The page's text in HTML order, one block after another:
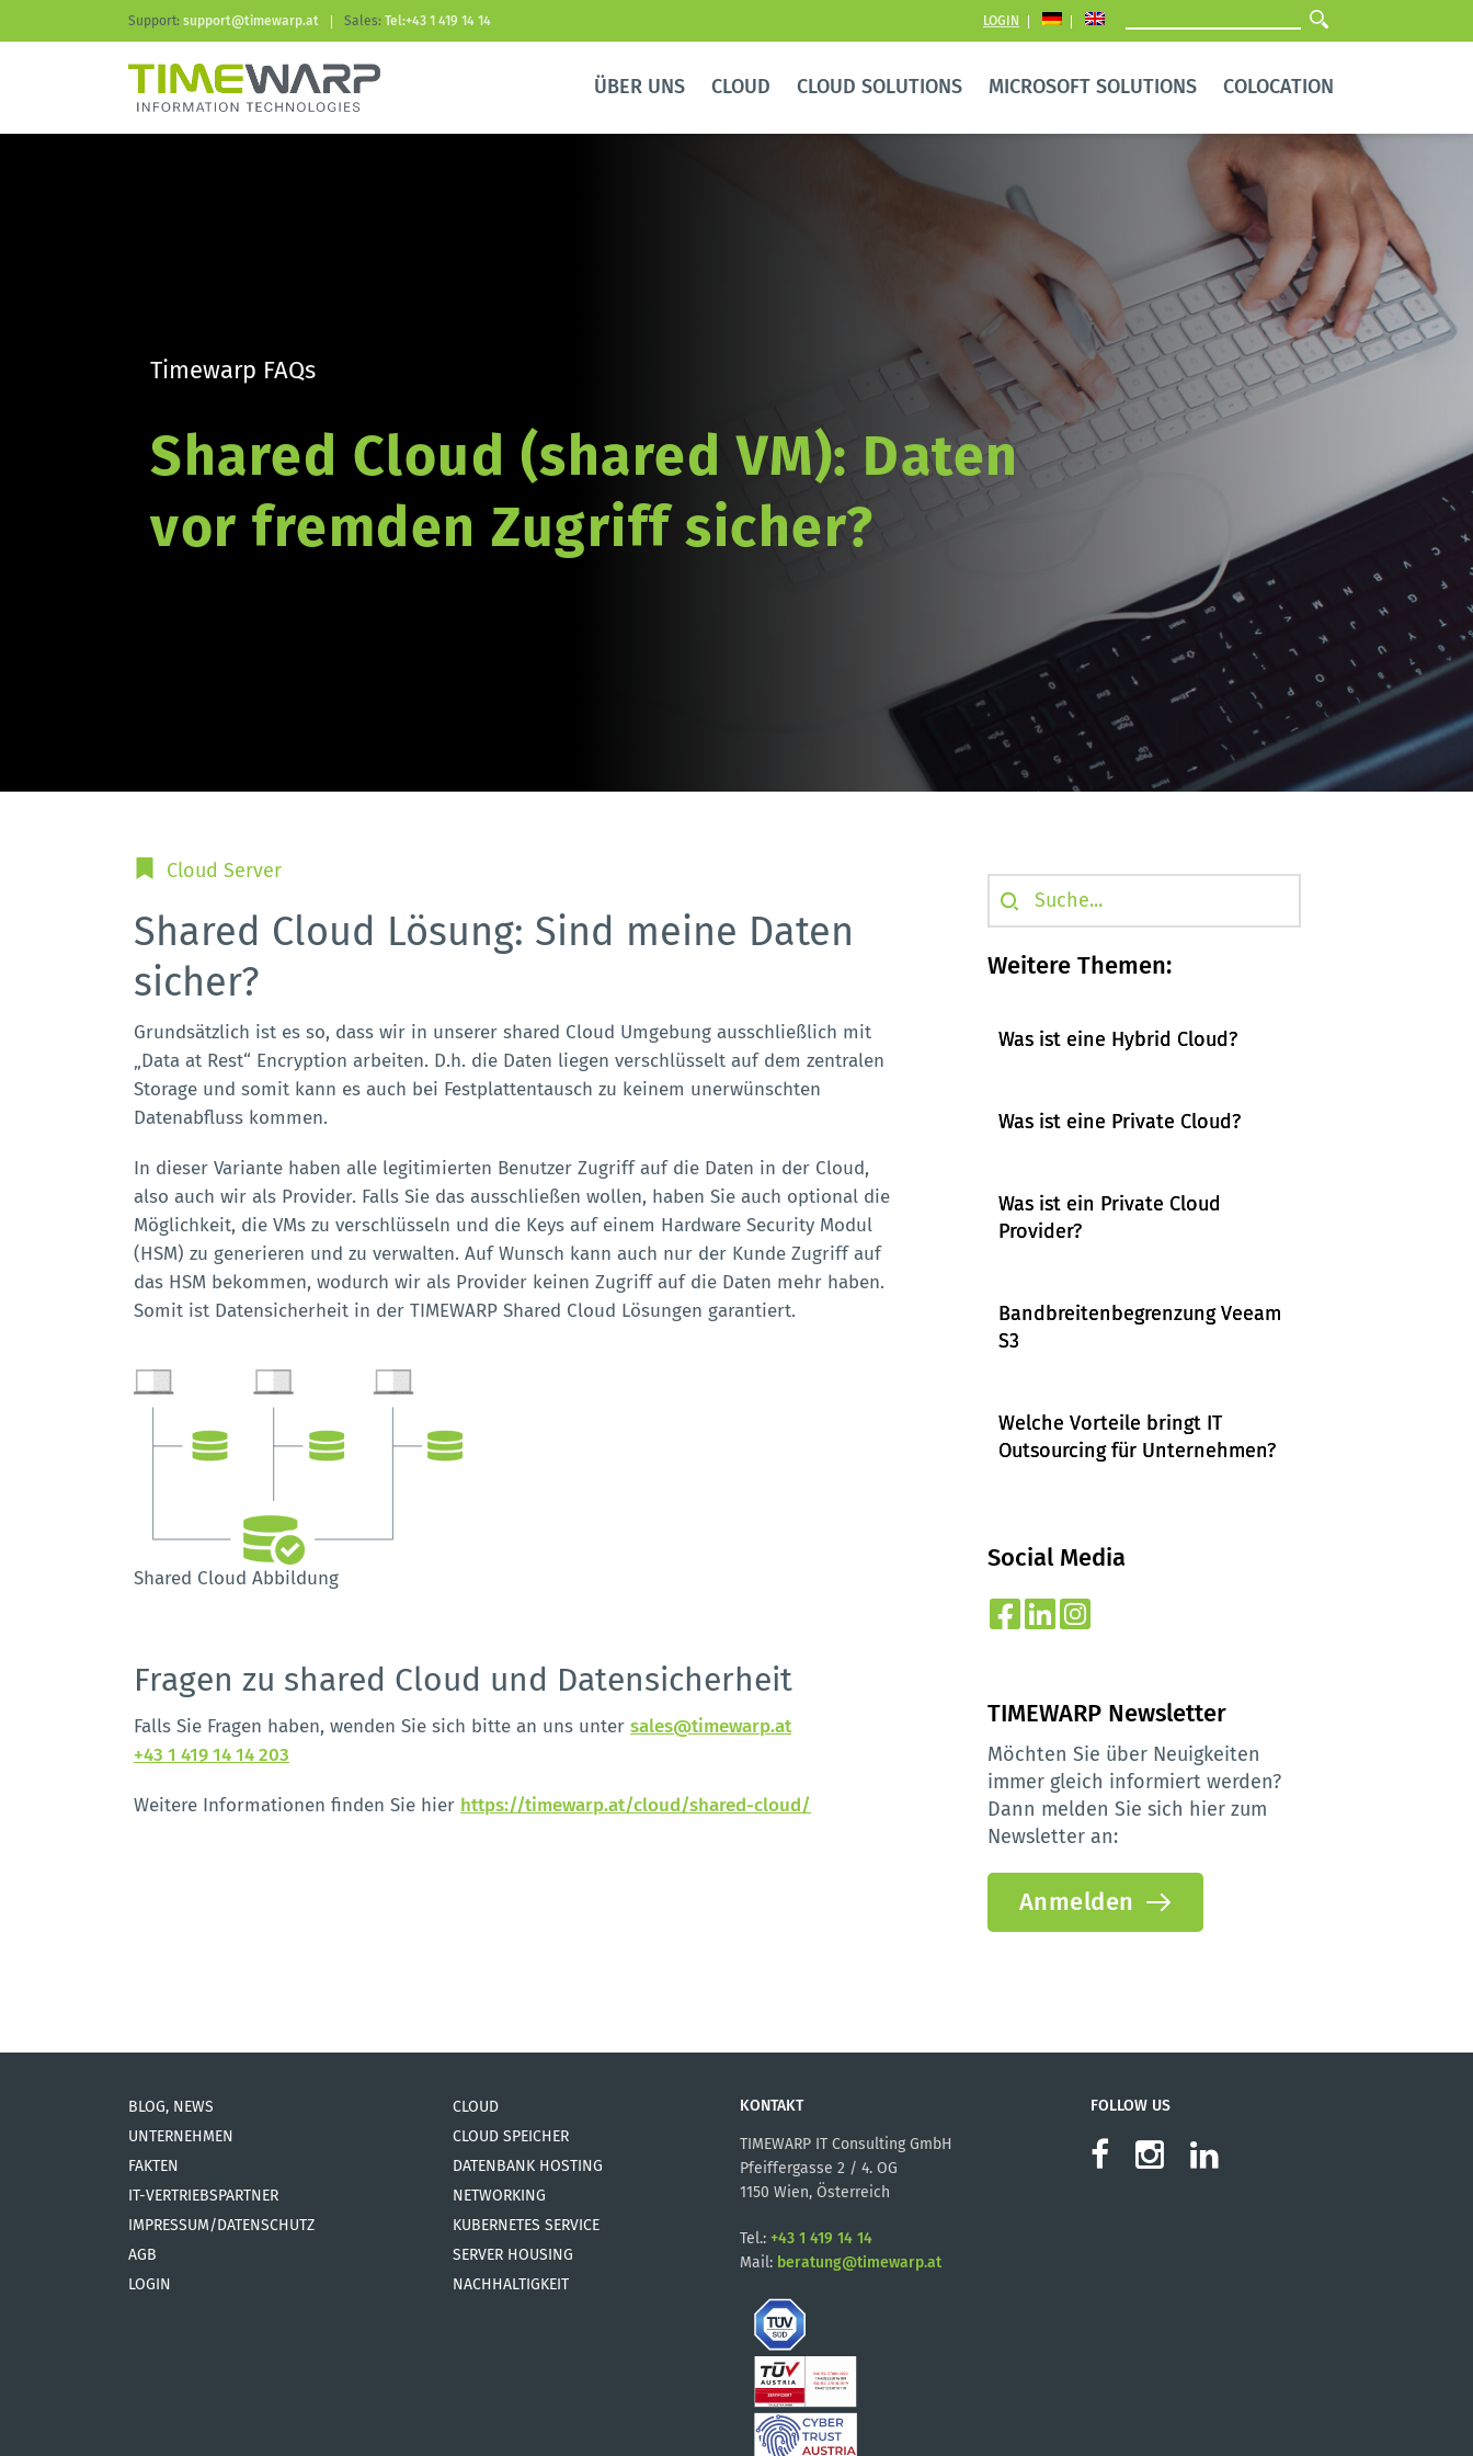
Support: support@timewarp.at Sales: Tel:+43 1 419 14 14 LOGIN
ÜBER UNS CLOUD CLOUD SOLUTIONS MICROSOFT SOLUTIONS COLOCATION
Timewarp FAQs
Shared Cloud (shared VM): Daten
vor fremden Zugriff sicher?
Cloud Server
Shared Cloud Lösung: Sind meine Daten
sicher?
Grundsätzlich ist es so, dass wir in unserer shared Cloud Umgebung ausschließlich mit
„Data at Rest“ Encryption arbeiten. D.h. die Daten liegen verschlüsselt auf dem zentralen
Storage und somit kann es auch bei Festplattentausch zu keinem unerwünschten
Datenabfluss kommen.
In dieser Variante haben alle legitimierten Benutzer Zugriff auf die Daten in der Cloud,
also auch wir als Provider. Falls Sie das ausschließen wollen, haben Sie auch optional die
Möglichkeit, die VMs zu verschlüsseln und die Keys auf einem Hardware Security Modul
(HSM) zu generieren und zu verwalten. Auf Wunsch kann auch nur der Kunde Zugriff auf
das HSM bekommen, wodurch wir als Provider keinen Zugriff auf die Daten mehr haben.
Somit ist Datensicherheit in der TIMEWARP Shared Cloud Lösungen garantiert.
Shared Cloud Abbildung
Fragen zu shared Cloud und Datensicherheit
Falls Sie Fragen haben, wenden Sie sich bitte an uns untersales@timewarp.at
+43 1 419 14 14 203
Weitere Informationen finden Sie hier https://timewarp.at/cloud/shared-cloud/
Suche...
Weitere Themen:
Was ist eine Hybrid Cloud?
Was ist eine Private Cloud?
Was ist ein Private Cloud
Provider?
Bandbreitenbegrenzung Veeam
S3
Welche Vorteile bringt IT
Outsourcing für Unternehmen?
Social Media
TIMEWARP Newsletter
Möchten Sie über Neuigkeiten
immer gleich informiert werden?
Dann melden Sie sich hier zum
Newsletter an:
Anmelden
BLOG, NEWS
UNTERNEHMEN
FAKTEN
IT-VERTRIEBSPARTNER
IMPRESSUM/DATENSCHUTZ
AGB
LOGIN
CLOUD
CLOUD SPEICHER
DATENBANK HOSTING
NETWORKING
KUBERNETES SERVICE
SERVER HOUSING
NACHHALTIGKEIT
KONTAKT
TIMEWARP IT Consulting GmbH
Pfeiffergasse 2 / 4. OG
1150 Wien, Österreich
Tel.: +43 1 419 14 14
Mail: beratung@timewarp.at
FOLLOW US